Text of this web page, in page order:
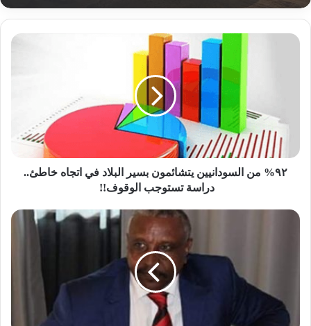
مقتل قائد ميداني شهير بالمليشيا في ظروف غامضة
بمقر إقامته في الجنينة
اتجاه
خاطئ..
دراسة ٩٢% من السودانيين يتشائمون بسير البلاد في اتجاه خاطئ..
دراسة تستوجب الوقوف!!
بعد
النهائي..
استحالة